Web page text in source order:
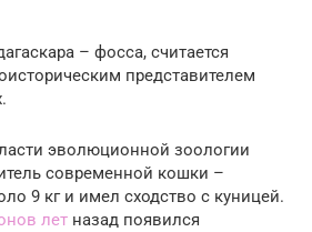
– фосса, считается
представителем
эволюционной зоологии
современной кошки –
9 кг и имел сходство с куницей.
лет назад появился